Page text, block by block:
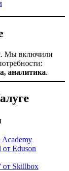
Мы включили
аналитика.
Academy
Eduson
от Skillbox